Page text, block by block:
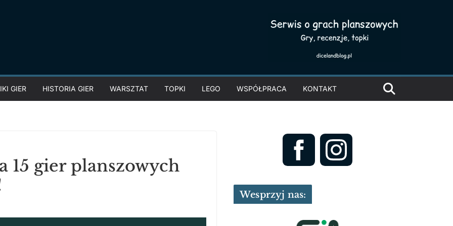
GIER HISTORIA GIER WARSZTAT TOPKI LEGO WSPÓŁPRACA KONTAKT
15 gier planszowych
Wesprzyj nas: